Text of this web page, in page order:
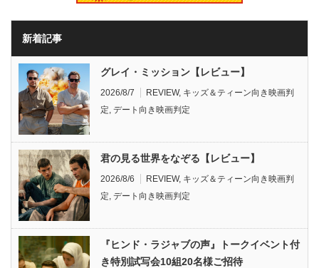
新着記事
グレイ・ミッション【レビュー】
2026/8/7 REVIEW, キッズ＆ティーン向き映画判
定, デート向き映画判定
君の見る世界をなぞる【レビュー】
2026/8/6 REVIEW, キッズ＆ティーン向き映画判
定, デート向き映画判定
『ヒンド・ラジャブの声』トークイベント付
き特別試写会10組20名様ご招待